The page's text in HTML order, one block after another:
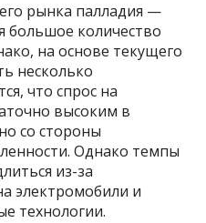
рынка палладия —
большое количество
на основе текущего
несколько
что спрос на
высоким в
со стороны
Однако темпы
из-за
электромобили и
технологии.